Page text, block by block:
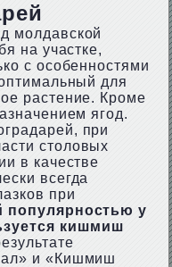
молдавской
на участке,
с особенностями
для
растение. Кроме
ягод.
при
столовых
в качестве
всегда
при
популярностью у
кишмиш
и «Кишмиш